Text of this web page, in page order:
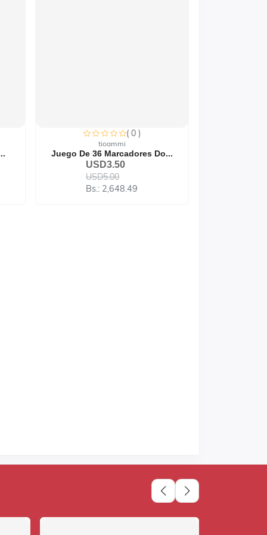
( 0 )
tioammi
Juego De 36 Marcadores Do...
USD3.50
USD5.00
Bs.: 2,648.49